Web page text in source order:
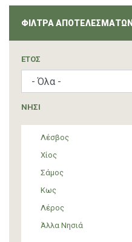
ΦΙΛΤΡΑ ΑΠΟΤΕΛΕΣΜΑΤΩΝ
ΈΤΟΣ
ΝΗΣΙ
Λέσβος
Χίος
Σάμος
Κως
Λέρος
Άλλα Νησιά